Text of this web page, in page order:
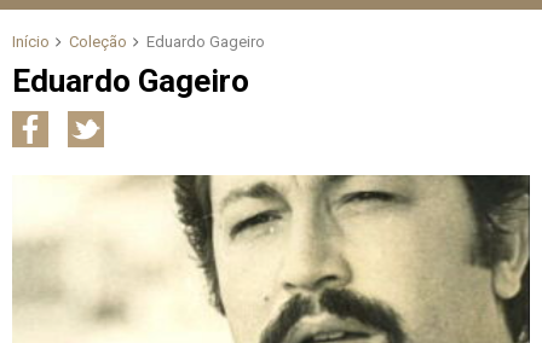
Início Coleção Eduardo Gageiro
Eduardo Gageiro